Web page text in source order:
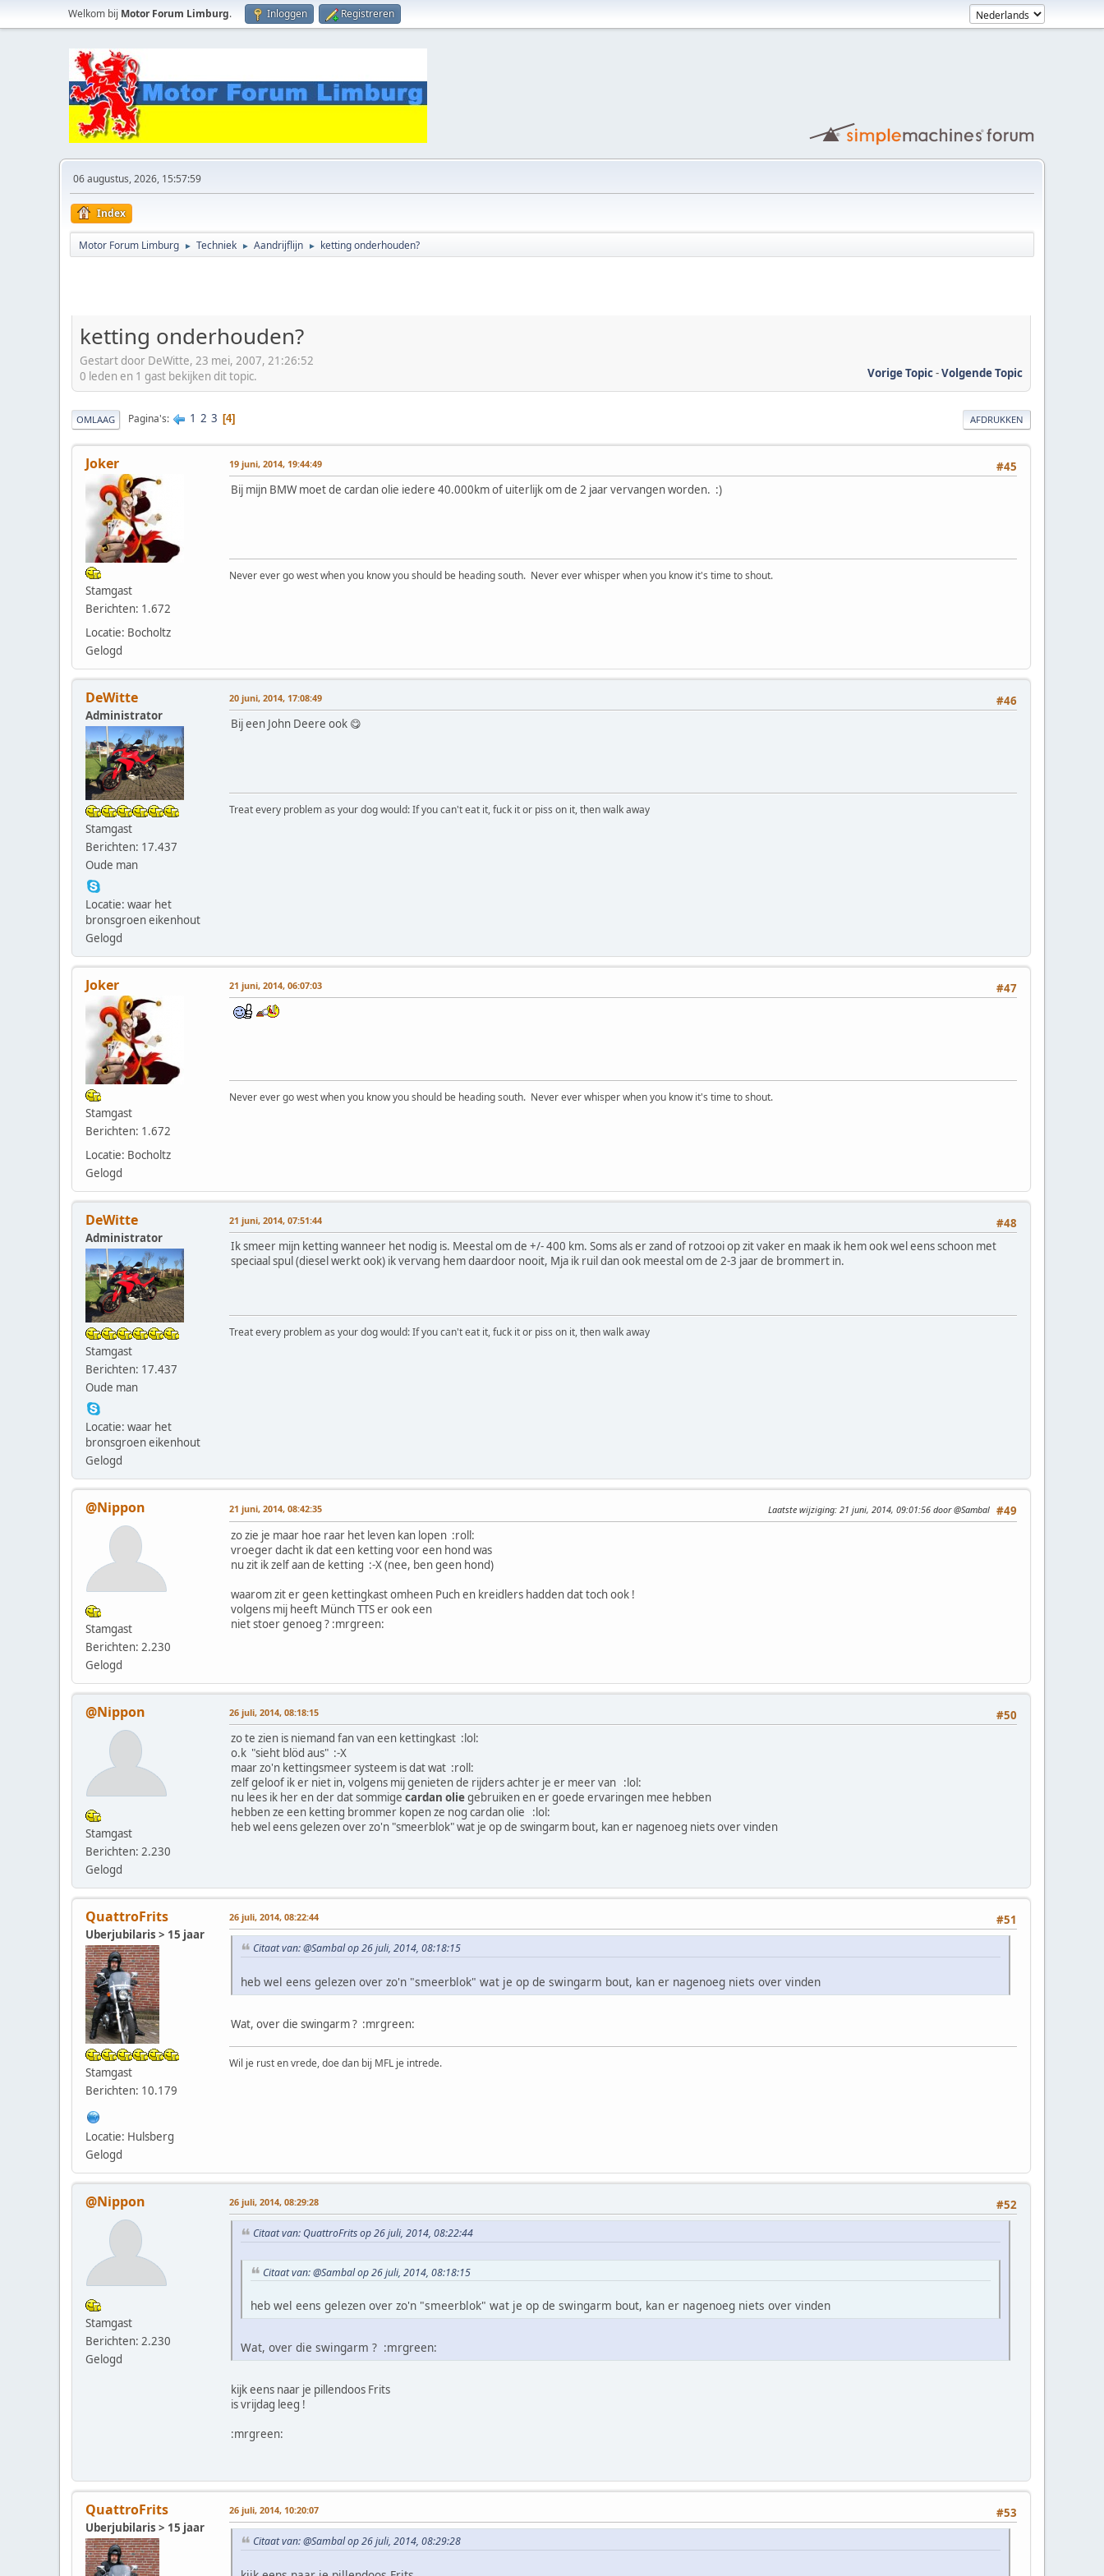
Welkom bij Motor Forum Limburg. Inloggen Registreren
06 augustus, 2026, 15:57:59
Index
Motor Forum Limburg ► Techniek ► Aandrijflijn ► ketting onderhouden?
ketting onderhouden?
Gestart door DeWitte, 23 mei, 2007, 21:26:52
Vorige Topic-Volgende Topic
0 leden en 1 gast bekijken dit topic.
AFDRUKKEN
OMLAAG Pagina's 1 2 3 4
Joker
Stamgast
Berichten: 1.672
Locatie: Bocholtz
Gelogd
#45
19 juni, 2014, 19:44:49
Bij mijn BMW moet de cardan olie iedere 40.000km of uiterlijk om de 2 jaar vervangen worden. :)
Never ever go west when you know you should be heading south. Never ever whisper when you know it's time to shout.
DeWitte
Administrator
Stamgast
Berichten: 17.437
Oude man
Locatie: waar het
bronsgroen eikenhout
Gelogd
#46
20 juni, 2014, 17:08:49
Bij een John Deere ook 😋
Treat every problem as your dog would: If you can't eat it, fuck it or piss on it, then walk away
Joker
Stamgast
Berichten: 1.672
Locatie: Bocholtz
Gelogd
#47
21 juni, 2014, 06:07:03
Never ever go west when you know you should be heading south. Never ever whisper when you know it's time to shout.
DeWitte
Administrator
Stamgast
Berichten: 17.437
Oude man
Locatie: waar het
bronsgroen eikenhout
Gelogd
#48
21 juni, 2014, 07:51:44
Ik smeer mijn ketting wanneer het nodig is. Meestal om de +/- 400 km. Soms als er zand of rotzooi op zit vaker en maak ik hem ook wel eens schoon met
speciaal spul (diesel werkt ook) ik vervang hem daardoor nooit, Mja ik ruil dan ook meestal om de 2-3 jaar de brommert in.
Treat every problem as your dog would: If you can't eat it, fuck it or piss on it, then walk away
@Nippon
Stamgast
Berichten: 2.230
Gelogd
#49
21 juni, 2014, 08:42:35 Laatste wijziging: 21 juni, 2014, 09:01:56 door @Sambal
zo zie je maar hoe raar het leven kan lopen :roll:
vroeger dacht ik dat een ketting voor een hond was
nu zit ik zelf aan de ketting :-X (nee, ben geen hond)
waarom zit er geen kettingkast omheen Puch en kreidlers hadden dat toch ook !
volgens mij heeft Münch TTS er ook een
niet stoer genoeg ? :mrgreen:
@Nippon
Stamgast
Berichten: 2.230
Gelogd
#50
26 juli, 2014, 08:18:15
zo te zien is niemand fan van een kettingkast :lol:
o.k "sieht blöd aus" :-X
maar zo'n kettingsmeer systeem is dat wat :roll:
zelf geloof ik er niet in, volgens mij genieten de rijders achter je er meer van :lol:
nu lees ik her en der dat sommige cardan oliegebruiken en er goede ervaringen mee hebben
hebben ze een ketting brommer kopen ze nog cardan olie :lol:
heb wel eens gelezen over zo'n "smeerblok" wat je op de swingarm bout, kan er nagenoeg niets over vinden
QuattroFrits
Uberjubilaris > 15 jaar
Stamgast
Berichten: 10.179
Locatie: Hulsberg
Gelogd
#51
26 juli, 2014, 08:22:44
Citaat van: @Sambal op 26 juli, 2014, 08:18:15
heb wel eens gelezen over zo'n "smeerblok" wat je op de swingarm bout, kan er nagenoeg niets over vinden
Wat, over die swingarm ? :mrgreen:
Wil je rust en vrede, doe dan bij MFL je intrede.
@Nippon
Stamgast
Berichten: 2.230
Gelogd
#52
26 juli, 2014, 08:29:28
Citaat van: QuattroFrits op 26 juli, 2014, 08:22:44
Citaat van: @Sambal op 26 juli, 2014, 08:18:15
heb wel eens gelezen over zo'n "smeerblok" wat je op de swingarm bout, kan er nagenoeg niets over vinden
Wat, over die swingarm ? :mrgreen:
kijk eens naar je pillendoos Frits
is vrijdag leeg !
:mrgreen:
QuattroFrits
Uberjubilaris > 15 jaar
#53
26 juli, 2014, 10:20:07
Citaat van: @Sambal op 26 juli, 2014, 08:29:28